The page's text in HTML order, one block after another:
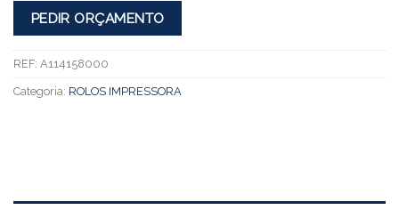
PEDIR ORÇAMENTO
REF: A114158000
Categoria: ROLOS IMPRESSORA